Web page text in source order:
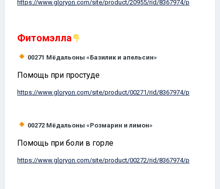
https://www.gloryon.com/site/product/20955/rid/8367974/p
Фитомэлла
00271 Мёдальоны «Базилик и апельсин»
Помощь при простуде
https://www.gloryon.com/site/product/00271/rid/8367974/p
00272 Мёдальоны «Розмарин и лимон»
Помощь при боли в горле
https://www.gloryon.com/site/product/00272/rid/8367974/p